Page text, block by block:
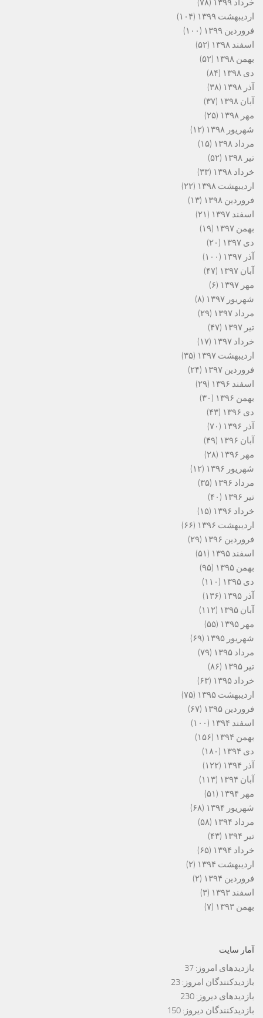
خرداد ۱۳۹۹
(۷۸)
اردیبهشت ۱۳۹۹
(۱۰۴)
فروردین ۱۳۹۹
(۱۰۰)
اسفند ۱۳۹۸
(۵۲)
بهمن ۱۳۹۸
(۵۲)
دی ۱۳۹۸
(۸۴)
آذر ۱۳۹۸
(۳۸)
آبان ۱۳۹۸
(۳۷)
مهر ۱۳۹۸
(۲۵)
شهریور ۱۳۹۸
(۱۲)
مرداد ۱۳۹۸
(۱۵)
تیر ۱۳۹۸
(۵۲)
خرداد ۱۳۹۸
(۳۳)
اردیبهشت ۱۳۹۸
(۲۲)
فروردین ۱۳۹۸
(۱۳)
اسفند ۱۳۹۷
(۲۱)
بهمن ۱۳۹۷
(۱۹)
دی ۱۳۹۷
(۲۰)
آذر ۱۳۹۷
(۱۰۰)
آبان ۱۳۹۷
(۴۷)
مهر ۱۳۹۷
(۶)
شهریور ۱۳۹۷
(۸)
مرداد ۱۳۹۷
(۲۹)
تیر ۱۳۹۷
(۴۷)
خرداد ۱۳۹۷
(۱۷)
اردیبهشت ۱۳۹۷
(۳۵)
فروردین ۱۳۹۷
(۲۴)
اسفند ۱۳۹۶
(۲۹)
بهمن ۱۳۹۶
(۳۰)
دی ۱۳۹۶
(۴۳)
آذر ۱۳۹۶
(۷۰)
آبان ۱۳۹۶
(۴۹)
مهر ۱۳۹۶
(۲۸)
شهریور ۱۳۹۶
(۱۲)
مرداد ۱۳۹۶
(۳۵)
تیر ۱۳۹۶
(۴۰)
خرداد ۱۳۹۶
(۱۵)
اردیبهشت ۱۳۹۶
(۶۶)
فروردین ۱۳۹۶
(۲۹)
اسفند ۱۳۹۵
(۵۱)
بهمن ۱۳۹۵
(۹۵)
دی ۱۳۹۵
(۱۱۰)
آذر ۱۳۹۵
(۱۳۶)
آبان ۱۳۹۵
(۱۱۲)
مهر ۱۳۹۵
(۵۵)
شهریور ۱۳۹۵
(۶۹)
مرداد ۱۳۹۵
(۷۹)
تیر ۱۳۹۵
(۸۶)
خرداد ۱۳۹۵
(۶۳)
اردیبهشت ۱۳۹۵
(۷۵)
فروردین ۱۳۹۵
(۶۷)
اسفند ۱۳۹۴
(۱۰۰)
بهمن ۱۳۹۴
(۱۵۶)
دی ۱۳۹۴
(۱۸۰)
آذر ۱۳۹۴
(۱۲۲)
آبان ۱۳۹۴
(۱۱۳)
مهر ۱۳۹۴
(۵۱)
شهریور ۱۳۹۴
(۶۸)
مرداد ۱۳۹۴
(۵۸)
تیر ۱۳۹۴
(۴۳)
خرداد ۱۳۹۴
(۶۵)
اردیبهشت ۱۳۹۴
(۲)
فروردین ۱۳۹۴
(۲)
اسفند ۱۳۹۳
(۳)
بهمن ۱۳۹۳
(۷)
آمار سایت
بازدیدهای امروز: 37
بازدیدکنندگان امروز: 23
بازدیدهای دیروز: 230
بازدیدکنندگان دیروز: 150